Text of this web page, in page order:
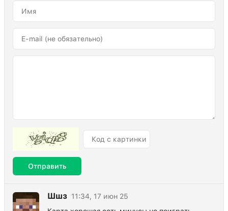
Отправить
Шшз 11:34, 17 июн 25